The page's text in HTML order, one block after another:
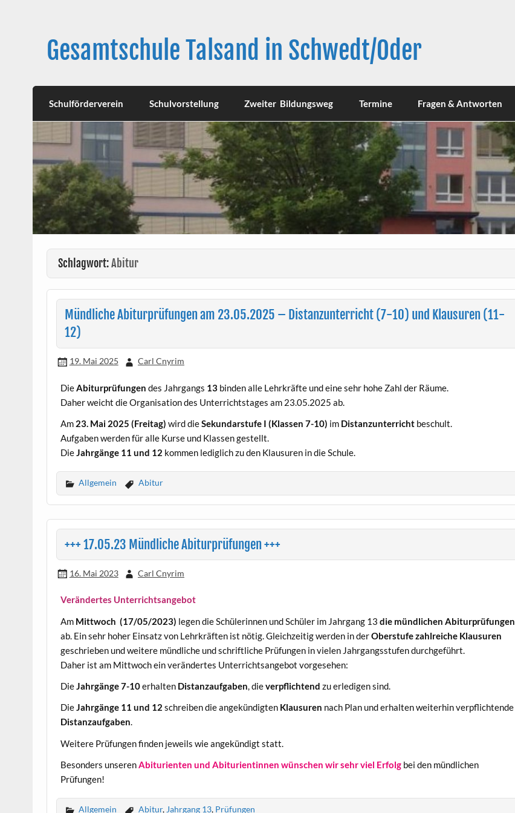
Gesamtschule Talsand in Schwedt/Oder
Schulförderverein Schulvorstellung Zweiter Bildungsweg Termine Fragen & Antworten
Schlagwort:Abitur
Mündliche Abiturprüfungen am 23.05.2025 – Distanzunterricht (7-10) und Klausuren (11-
12)
19. Mai 2025 Carl Cnyrim
DieAbiturprüfungen des Jahrgangs 13 binden alle Lehrkräfte und eine sehr hohe Zahl der Räume.
Daher weicht die Organisation des Unterrichtstages am 23.05.2025 ab.
Am 23. Mai 2025 (Freitag) wird dieSekundarstufe I (Klassen 7-10) im Distanzunterricht beschult.
Aufgaben werden für alle Kurse und Klassen gestellt.
DieJahrgänge 11 und 12 kommen lediglich zu den Klausuren in die Schule.
Allgemein Abitur
+++ 17.05.23 Mündliche Abiturprüfungen +++
16. Mai 2023 Carl Cnyrim
Verändertes Unterrichtsangebot
Am Mittwoch (17/05/2023) legen die Schülerinnen und Schüler im Jahrgang 13die mündlichen Abiturprüfungen
ab. Ein sehr hoher Einsatz von Lehrkräften ist nötig. Gleichzeitig werden in derOberstufe zahlreiche Klausuren
geschrieben und weitere mündliche und schriftliche Prüfungen in vielen Jahrgangsstufen durchgeführt.
Daher ist am Mittwoch ein verändertes Unterrichtsangebot vorgesehen:
DieJahrgänge 7-10erhalten Distanzaufgaben, dieverpflichtendzu erledigen sind.
DieJahrgänge 11 und 12 schreiben die angekündigten Klausuren nach Plan und erhalten weiterhin verpflichtende
Distanzaufgaben.
Weitere Prüfungen finden jeweils wie angekündigt statt.
Besonders unserenAbiturienten und Abiturientinnen wünschen wir sehr viel Erfolg bei den mündlichen
Prüfungen!
Allgemein Abitur,Jahrgang 13, Prüfungen